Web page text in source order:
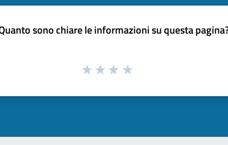
sono chiare le informazioni su questa